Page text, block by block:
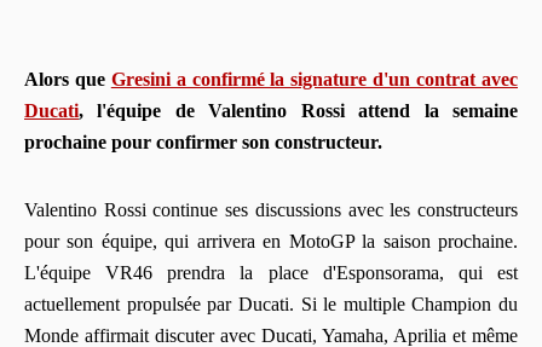
Alors que Gresini a confirmé la signature d'un contrat avec
Ducati, l'équipe de Valentino Rossi attend la semaine
prochaine pour confirmer son constructeur.
Valentino Rossi continue ses discussions avec les constructeurs
pour son équipe, qui arrivera en MotoGP la saison prochaine.
L'équipe VR46 prendra la place d'Esponsorama, qui est
actuellement propulsée par Ducati. Si le multiple Champion du
Monde affirmait discuter avec Ducati, Yamaha, Aprilia et même